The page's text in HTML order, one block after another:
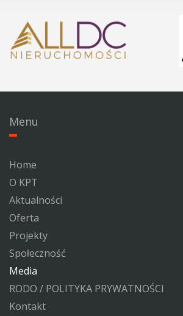
Menu
Home
O KPT
Aktualności
Oferta
Projekty
Społeczność
Media
RODO / POLITYKA PRYWATNOŚCI
Kontakt